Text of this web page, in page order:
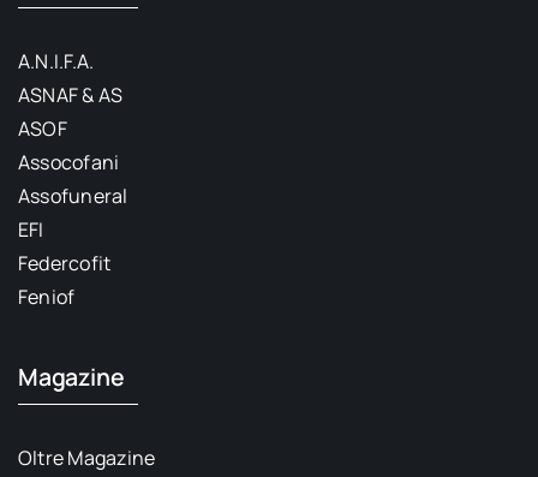
A.N.I.F.A.
ASNAF & AS
ASOF
Assocofani
Assofuneral
EFI
Federcofit
Feniof
Magazine
Oltre Magazine